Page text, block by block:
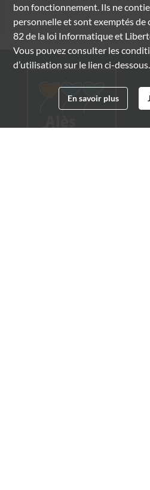
bon fonctionnement. Ils ne
personnelle et sont exemptés
82 de la loi Informatique et
Vous pouvez consulter les
d’utilisation sur le lien ci-dessous.
En savoir plus